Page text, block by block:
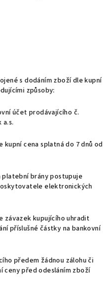
s dodáním zboží dle kupní
způsoby:
účet prodávajícího č.
a.s.
cena splatná do 7 dnů od
brány postupuje
elektronických
závazek kupujícího uhradit
příslušné částky na bankovní
předem žádnou zálohu či
ceny před odesláním zboží